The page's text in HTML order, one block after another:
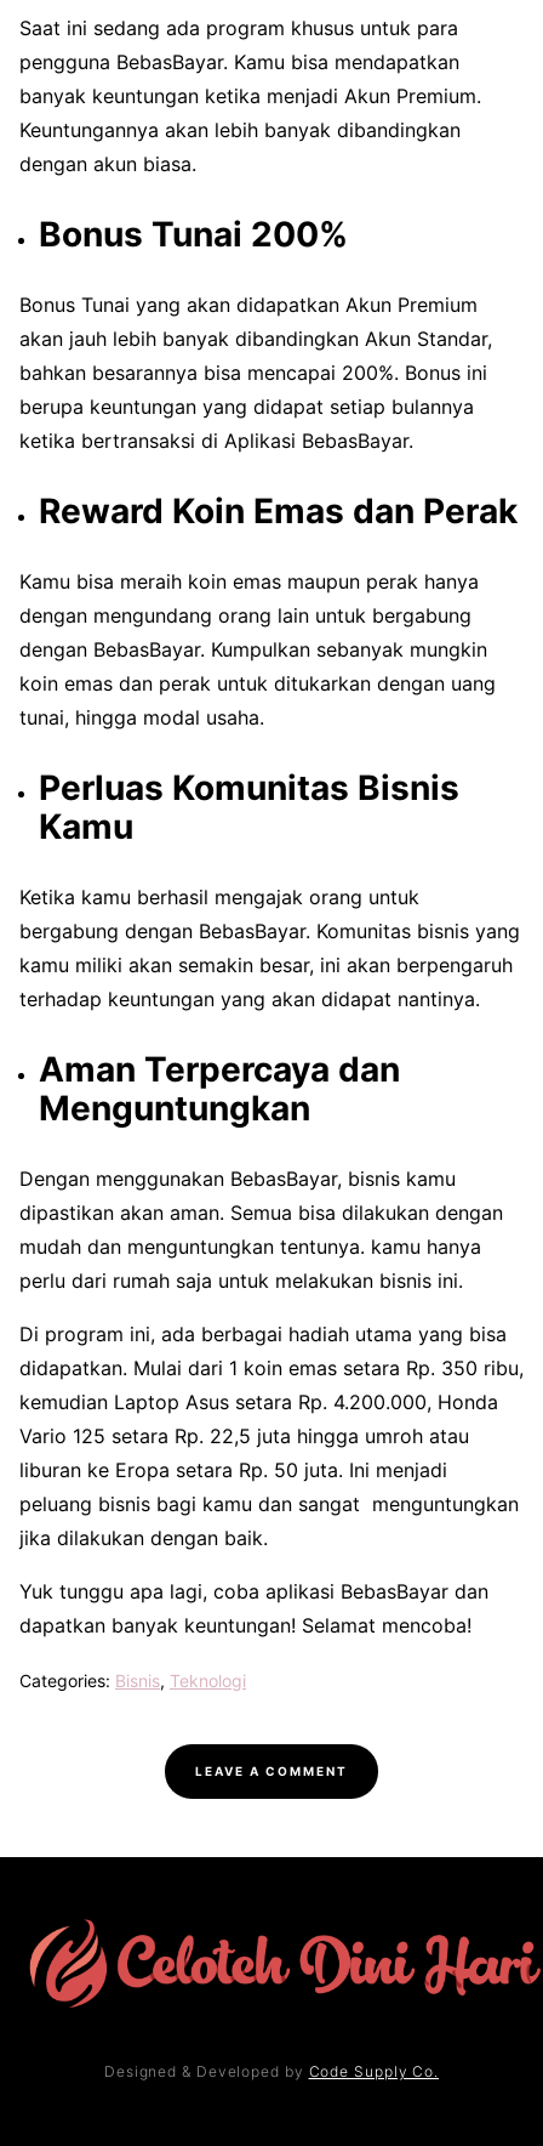
Saat ini sedang ada program khusus untuk para
pengguna BebasBayar. Kamu bisa mendapatkan
banyak keuntungan ketika menjadi Akun Premium.
Keuntungannya akan lebih banyak dibandingkan
dengan akun biasa.
Bonus Tunai 200%
Bonus Tunai yang akan didapatkan Akun Premium
akan jauh lebih banyak dibandingkan Akun Standar,
bahkan besarannya bisa mencapai 200%. Bonus ini
berupa keuntungan yang didapat setiap bulannya
ketika bertransaksi di Aplikasi BebasBayar.
Reward Koin Emas dan Perak
Kamu bisa meraih koin emas maupun perak hanya
dengan mengundang orang lain untuk bergabung
dengan BebasBayar. Kumpulkan sebanyak mungkin
koin emas dan perak untuk ditukarkan dengan uang
tunai, hingga modal usaha.
Perluas Komunitas Bisnis
Kamu
Ketika kamu berhasil mengajak orang untuk
bergabung dengan BebasBayar. Komunitas bisnis yang
kamu miliki akan semakin besar, ini akan berpengaruh
terhadap keuntungan yang akan didapat nantinya.
Aman Terpercaya dan
Menguntungkan
Dengan menggunakan BebasBayar, bisnis kamu
dipastikan akan aman. Semua bisa dilakukan dengan
mudah dan menguntungkan tentunya. kamu hanya
perlu dari rumah saja untuk melakukan bisnis ini.
Di program ini, ada berbagai hadiah utama yang bisa
didapatkan. Mulai dari 1 koin emas setara Rp. 350 ribu,
kemudian Laptop Asus setara Rp. 4.200.000, Honda
Vario 125 setara Rp. 22,5 juta hingga umroh atau
liburan ke Eropa setara Rp. 50 juta. Ini menjadi
peluang bisnis bagi kamu dan sangat menguntungkan
jika dilakukan dengan baik.
Yuk tunggu apa lagi, coba aplikasi BebasBayar dan
dapatkan banyak keuntungan! Selamat mencoba!
Categories: Bisnis, Teknologi
LEAVE A COMMENT
Designed & Developed by Code Supply Co.